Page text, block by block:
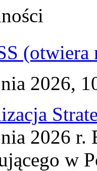
(otwiera
2026,
2026
w